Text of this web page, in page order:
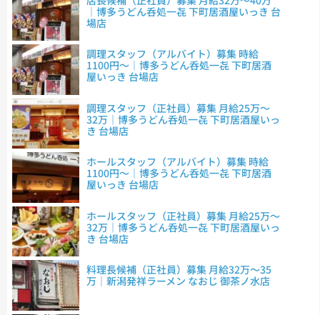
｜博多うどん呑処一㐂 下町居酒屋いっき 台
場店
調理スタッフ（アルバイト）募集 時給
1100円～｜博多うどん呑処一㐂 下町居酒
屋いっき 台場店
調理スタッフ（正社員）募集 月給25万～
32万｜博多うどん呑処一㐂 下町居酒屋いっ
き 台場店
ホールスタッフ（アルバイト）募集 時給
1100円～｜博多うどん呑処一㐂 下町居酒
屋いっき 台場店
ホールスタッフ（正社員）募集 月給25万～
32万｜博多うどん呑処一㐂 下町居酒屋いっ
き 台場店
料理長候補（正社員）募集 月給32万～35
万｜新潟発祥ラーメン なおじ 御茶ノ水店